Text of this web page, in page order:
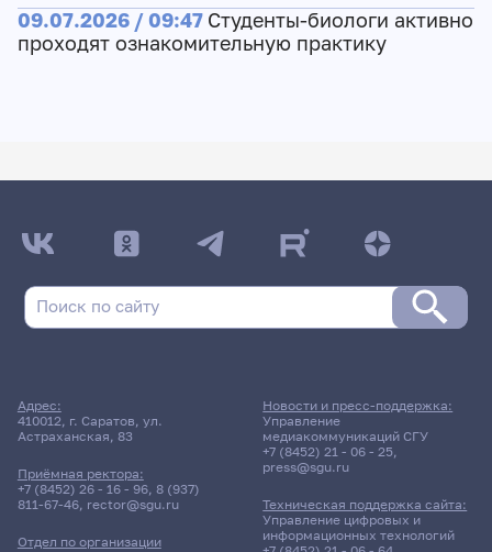
09.07.2026 / 09:47 Студенты-биологи активно
проходят ознакомительную практику
Адрес:
410012, г. Саратов, ул.
Астраханская, 83
Приёмная ректора:
+7 (8452) 26 - 16 - 96, 8 (937)
811-67-46, rector@sgu.ru
Отдел по организации
Новости и пресс-поддержка:
Управление
медиакоммуникаций СГУ
+7 (8452) 21 - 06 - 25,
press@sgu.ru
Техническая поддержка сайта:
Управление цифровых и
информационных технологий